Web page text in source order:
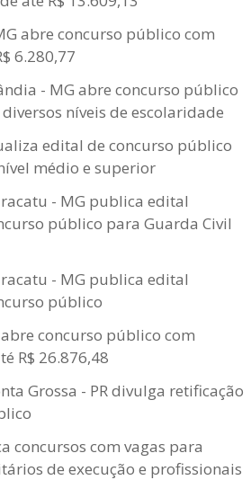
abre concurso público com
6.280,77
- MG abre concurso público
níveis de escolaridade
edital de concurso público
médio e superior
- MG publica edital
público para Guarda Civil
- MG publica edital
público
abre concurso público com
R$ 26.876,48
Grossa - PR divulga retificação
concursos com vagas para
de execução e profissionais